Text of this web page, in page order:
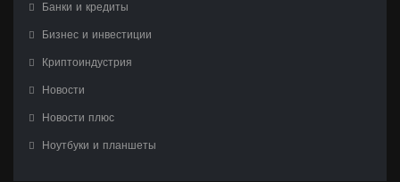
Банки и кредиты
Бизнес и инвестиции
Криптоиндустрия
Новости
Новости плюс
Ноутбуки и планшеты